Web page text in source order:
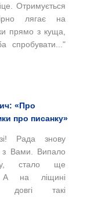
Отримується
лягає на
прямо з куща,
спробувати..."
«Про
про писанку»
Рада знову
з Вами. Випало
стало ще
А на ліщині
довгі такі